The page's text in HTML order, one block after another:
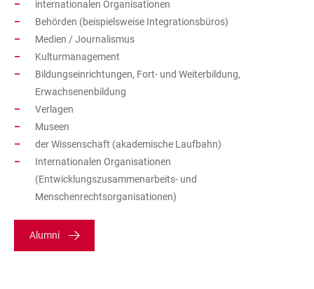
internationalen Organisationen
Behörden (beispielsweise Integrationsbüros)
Medien / Journalismus
Kulturmanagement
Bildungseinrichtungen, Fort- und Weiterbildung,
Erwachsenenbildung
Verlagen
Museen
der Wissenschaft (akademische Laufbahn)
Internationalen Organisationen
(Entwicklungszusammenarbeits- und
Menschenrechtsorganisationen)
Alumni